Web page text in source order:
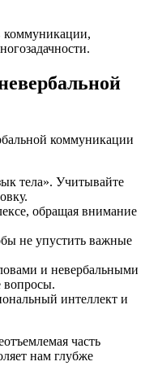
коммуникации,
коммуникации
тела». Учитывайте
обращая внимание
не упустить важные
и невербальными
вопросы.
интеллект и
часть
нам глубже